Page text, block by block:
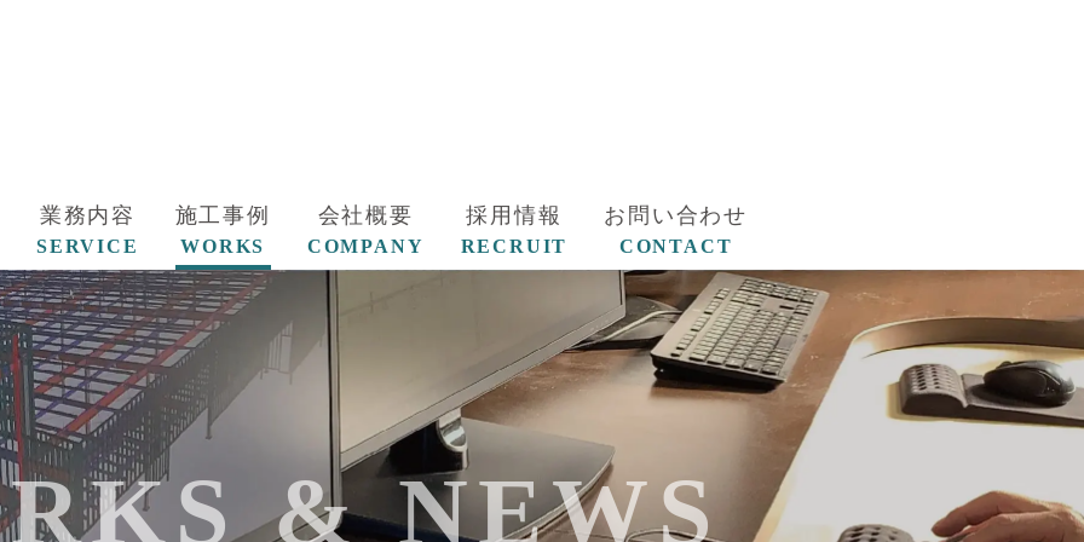
業務内容
SERVICE
施工事例
WORKS
会社概要
COMPANY
採用情報
RECRUIT
お問い合わせ
CONTACT
& NEWS